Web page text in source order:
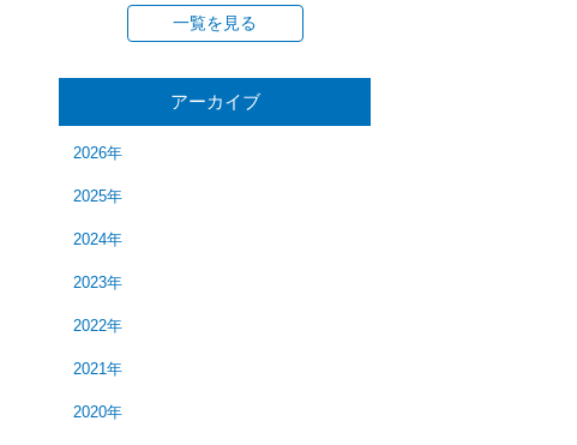
一覧を見る
アーカイブ
2026年
2025年
2024年
2023年
2022年
2021年
2020年